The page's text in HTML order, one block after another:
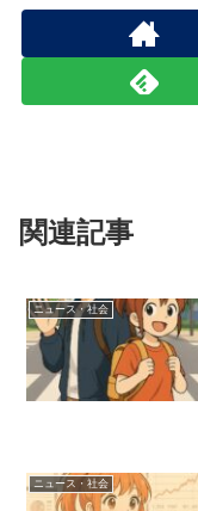
関連記事
ニュース・社会
ニュース・社会